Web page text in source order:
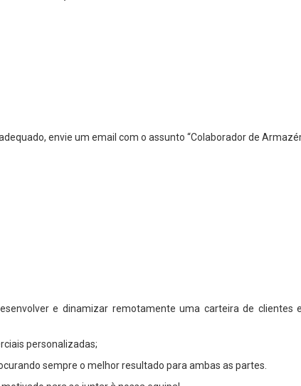
envie um email com o assunto “Colaborador de
e dinamizar remotamente uma carteira de clientes
personalizadas;
sempre o melhor resultado para ambas as partes.